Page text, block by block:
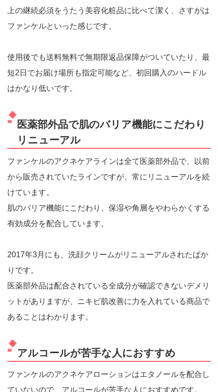
上の継続必須をうたう美容化粧品に比べて潔く、さすがは
ファンケルといった感じです。
使用後でも送料無料で無期限返品保障がついていたり、最
短2日でお届け場所も指定可能など、初回購入のハードル
はかなり低いです。
医薬部外品で肌のバリア機能にこだわり
リニューアル
ファンケルのアクネケアラインは全て医薬部外品で、以前
から販売されていたラインですが、常にリニューアルを続
けています。
肌のバリア機能にこだわり、保湿や角層をやわらかくする
有効成分を配合しています。
2017年3月にも、洗顔クリームがリニューアルされたばか
りです。
医薬部外品は配合されている全成分が確認できないデメリ
ットがありますが、ニキビ肌改善に力を入れている商品で
あることはわかります。
アルコールが苦手な人におすすめ
ファンケルのアクネケアローションはエタノールを配合し
ていないので、アルコールが苦手な人におすすめです。